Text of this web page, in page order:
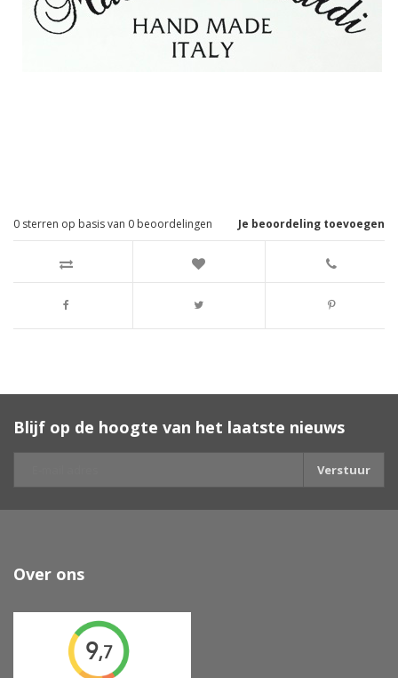
Je beoordeling toevoegen
0 sterren op basis van 0 beoordelingen
Blijf op de hoogte van het laatste nieuws
Verstuur
Over ons